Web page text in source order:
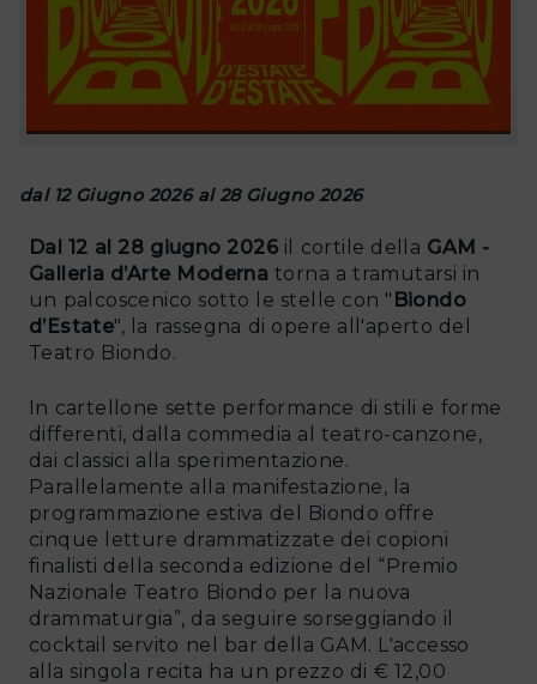
dal 12 Giugno 2026 al 28 Giugno 2026
Dal 12 al 28 giugno 2026 il cortile della GAM -
Galleria d’Arte Moderna torna a tramutarsi in
un palcoscenico sotto le stelle con " Biondo
d’Estate", la rassegna di opere all'aperto del
Teatro Biondo.
In cartellone sette performance di stili e forme
differenti, dalla commedia al teatro-canzone,
dai classici alla sperimentazione.
Parallelamente alla manifestazione, la
programmazione estiva del Biondo offre
cinque letture drammatizzate dei copioni
finalisti della seconda edizione del “Premio
Nazionale Teatro Biondo per la nuova
drammaturgia”, da seguire sorseggiando il
cocktail servito nel bar della GAM. L'accesso
alla singola recita ha un prezzo di € 12,00